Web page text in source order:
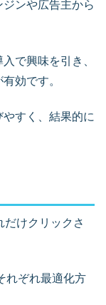
ンや広告主から
で興味を引き、
効です。
すく、結果的に
けクリックさ
れぞれ最適化方